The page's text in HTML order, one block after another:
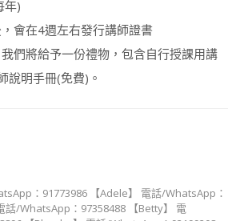
年)
會在4週左右發行講師證書
們將給予一份禮物，包含自行授課用講
說明手冊(免費)。
：91773986 【Adele】 電話/WhatsApp：
話/WhatsApp：97358488 【Betty】 電